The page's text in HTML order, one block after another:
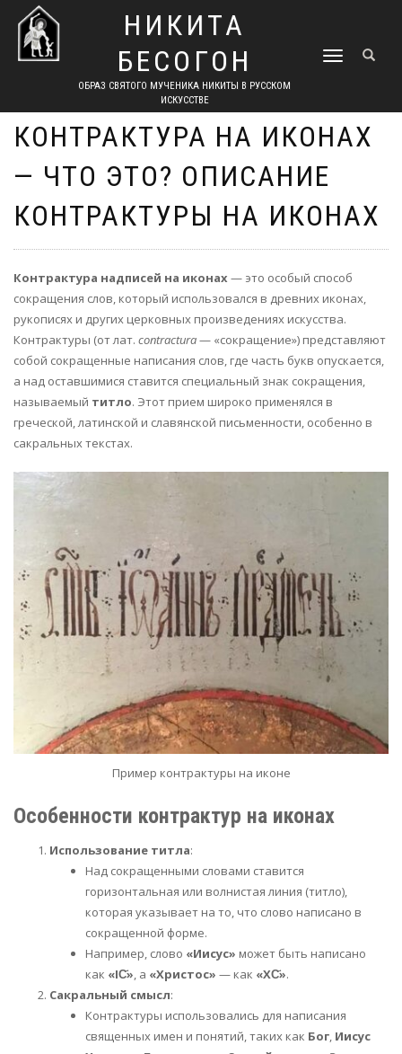
НИКИТА
БЕСОГОН
ОБРАЗ СВЯТОГО МУЧЕНИКА НИКИТЫ В РУССКОМ
ИСКУССТВЕ
TOGGLE
КОНТРАКТУРА НА ИКОНАХ
— ЧТО ЭТО? ОПИСАНИЕ
КОНТРАКТУРЫ НА ИКОНАХ
Контрактура надписей на иконах — это особый способ
сокращения слов, который использовался в древних иконах,
рукописях и других церковных произведениях искусства.
Контрактуры (от лат. contractura— «сокращение») представляют
собой сокращенные написания слов, где часть букв опускается,
а над оставшимися ставится специальный знак сокращения,
называемый титло. Этот прием широко применялся в
греческой, латинской и славянской письменности, особенно в
сакральных текстах.
Пример контрактуры на иконе
Особенности контрактур на иконах
Использование титла:
Над сокращенными словами ставится
горизонтальная или волнистая линия (титло),
которая указывает на то, что слово написано в
сокращенной форме.
Например, слово «Иисус» может быть написано
как «ІС҃», а «Христос» — как «ХС҃».
Сакральный смысл:
Контрактуры использовались для написания
священных имен и понятий, таких как Бог, Иисус